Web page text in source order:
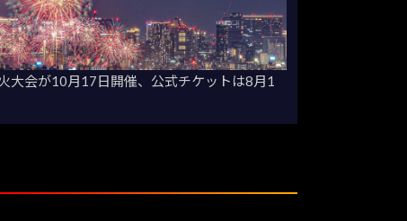
大会が10月17日開催、公式チケットは8月1